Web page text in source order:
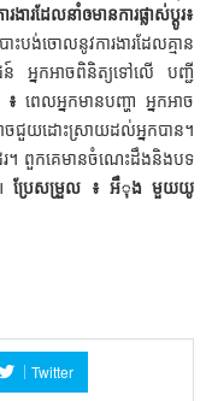
រដែលនាំឲមានការផ្លាស់ប្តូរ៖
បង់ចោលនូវការងារដែលគ្មាន
អ្នកអាចពិនិត្យទៅលើ បញ្ជី
៖ពេលអ្នកមានបញ្ហា អ្នកអាច
ជួយដោះស្រាយដល់អ្នកបាន។
រ។ ពួកគេមានចំណេះដឹងនិងបទ
៕ប្រែសម្រួល ៖ អឹុង មួយយូ
Twitter